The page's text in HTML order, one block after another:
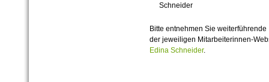
Schneider
Bitte entnehmen Sie
der jeweiligen Mitarbeiterinnen-
Edina Schneider.